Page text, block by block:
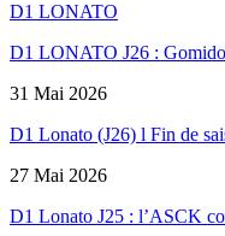
D1 LONATO
D1 LONATO J26 : Gomido
31 Mai 2026
D1 Lonato (J26) l Fin de
27 Mai 2026
D1 Lonato J25 : l’ASCK